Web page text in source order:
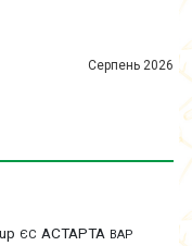
Серпень 2026
ЄС АСТАРТА ВАР